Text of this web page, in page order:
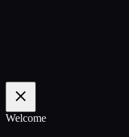
100 %
Welcome